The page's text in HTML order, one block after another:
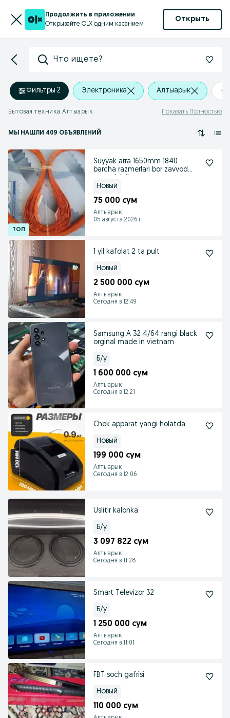
Продолжить в приложении
Открывайте OLX одним касанием
Открыть
Что ищете?
Фильтры·2 Электроника Алтыарык
Бытовая техника Алтыарык Показать Полностью
МЫ НАШЛИ 409 ОБЪЯВЛЕНИЙ
Suyyak arra 1650mm 1840
barcha razmerlari bor zavvod
Новый
75 000 сум
Алтыарык
05 августа 2026 г.
1 yil kafolat 2 ta pult
Новый
2 500 000 сум
Алтыарык
Сегодня в 12:49
Samsung A 32 4/64 rangi black
orginal made in vietnam
Б/у
1 600 000 сум
Алтыарык
Сегодня в 12:21
Chek apparat yangi holatda
Новый
199 000 сум
Алтыарык
Сегодня в 12:06
Uslitir kalonka
Б/у
3 097 822 сум
Алтыарык
Сегодня в 11:28
Smart Televizor 32
Б/у
1 250 000 сум
Алтыарык
Сегодня в 11:01
FBT soch gafrisi
Новый
110 000 сум